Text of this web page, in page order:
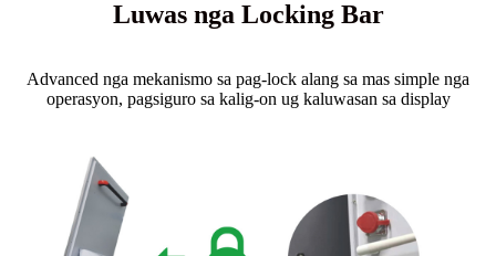
Luwas nga Locking Bar
Advanced nga mekanismo sa pag-lock alang sa mas simple nga
operasyon, pagsiguro sa kalig-on ug kaluwasan sa display